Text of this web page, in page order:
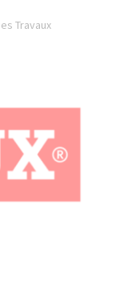
Travaux